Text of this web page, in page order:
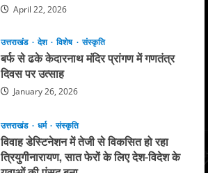
April 22, 2026
उत्तराखंड देश विशेष संस्कृति
बर्फ से ढके केदारनाथ मंदिर प्रांगण में गणतंत्र
दिवस पर उत्साह
January 26, 2026
उत्तराखंड धर्म संस्कृति
विवाह डेस्टिनेशन में तेजी से विकसित हो रहा
त्रियुगीनारायण, सात फेरों के लिए देश-विदेश के